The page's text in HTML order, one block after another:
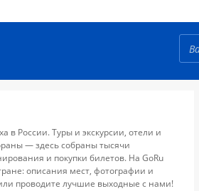
в России. Туры и экскурсии, отели и
— здесь собраны тысячи
и покупки билетов. На GoRu
описания мест, фотографии и
проводите лучшие выходные с нами!